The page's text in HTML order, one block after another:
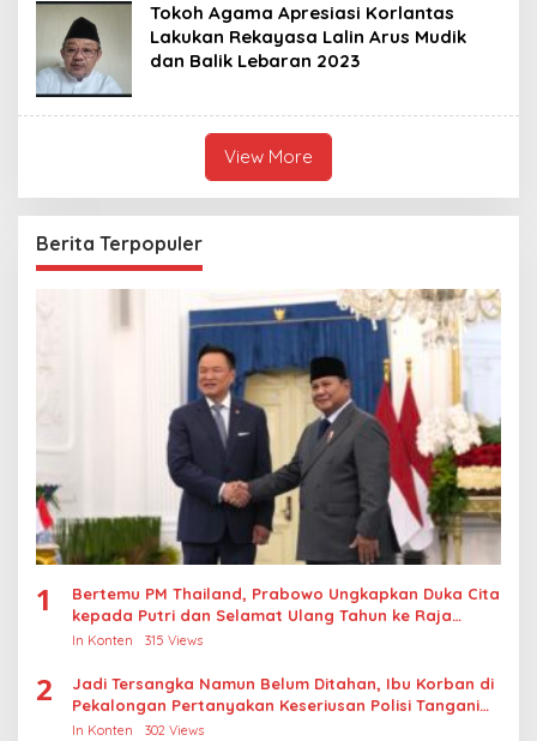
Tokoh Agama Apresiasi Korlantas
Lakukan Rekayasa Lalin Arus Mudik
dan Balik Lebaran 2023
View More
Berita Terpopuler
1
Bertemu PM Thailand, Prabowo Ungkapkan Duka Cita
kepada Putri dan Selamat Ulang Tahun ke Raja
Thailand
In Konten 315 Views
2
Jadi Tersangka Namun Belum Ditahan, Ibu Korban di
Pekalongan Pertanyakan Keseriusan Polisi Tangani
Kasus Rudapksa Sampai Anaknya Hamil
In Konten 302 Views